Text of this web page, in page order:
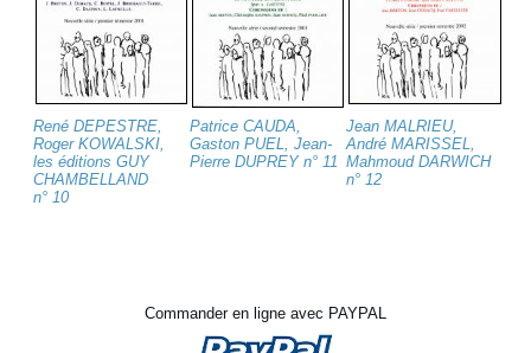
René DEPESTRE,
Roger KOWALSKI,
les éditions GUY
CHAMBELLAND
n° 10
Patrice CAUDA,
Gaston PUEL, Jean-
Pierre DUPREY n° 11
Jean MALRIEU,
André MARISSEL,
Mahmoud DARWICH
n° 12
Commander en ligne avec PAYPAL